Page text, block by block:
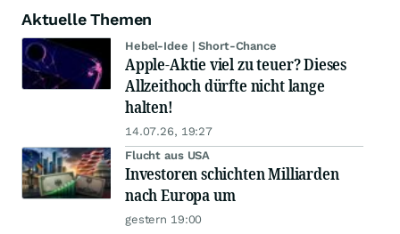
Aktuelle Themen
Hebel-Idee | Short-Chance
Apple-Aktie viel zu teuer? Dieses
Allzeithoch dürfte nicht lange
halten!
14.07.26, 19:27
Flucht aus USA
Investoren schichten Milliarden
nach Europa um
gestern 19:00